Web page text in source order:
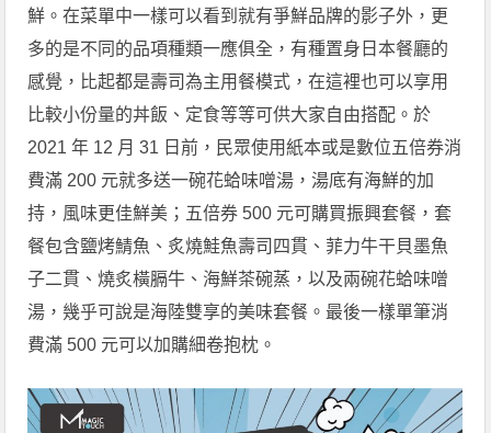
鮮。在菜單中一樣可以看到就有爭鮮品牌的影子外，更
多的是不同的品項種類一應俱全，有種置身日本餐廳的
感覺，比起都是壽司為主用餐模式，在這裡也可以享用
比較小份量的丼飯、定食等等可供大家自由搭配。於
2021 年 12 月 31 日前，民眾使用紙本或是數位五倍券消
費滿 200 元就多送一碗花蛤味噌湯，湯底有海鮮的加
持，風味更佳鮮美；五倍券 500 元可購買振興套餐，套
餐包含鹽烤鯖魚、炙燒鮭魚壽司四貫、菲力牛干貝墨魚
子二貫、燒炙橫膈牛、海鮮茶碗蒸，以及兩碗花蛤味噌
湯，幾乎可說是海陸雙享的美味套餐。最後一樣單筆消
費滿 500 元可以加購細卷抱枕。